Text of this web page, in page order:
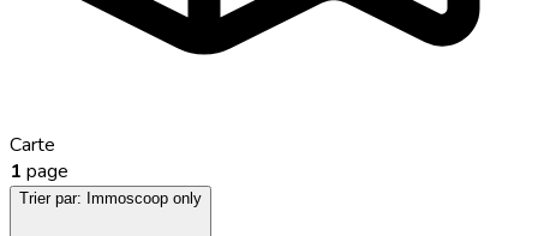
Carte
1 page
Trier par: Immoscoop only